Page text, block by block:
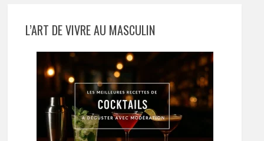
L’ART DE VIVRE AU MASCULIN